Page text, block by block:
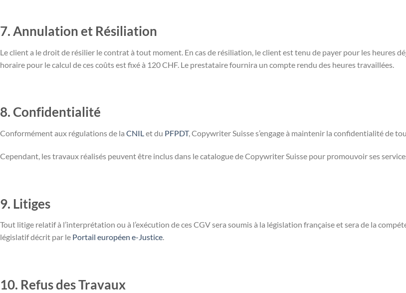
7. Annulation et Résiliation
Le client a le droit de résilier le contrat à tout moment. En cas de résiliation, le client est tenu de payer pour les heures
horaire pour le calcul de ces coûts est fixé à 120 CHF. Le prestataire fournira un compte rendu des heures travaillées.
8. Confidentialité
Conformément aux régulations de la CNILet du PFPDT, Copywriter Suisse s’engage à maintenir la confidentialité de
Cependant, les travaux réalisés peuvent être inclus dans le catalogue de Copywriter Suisse pour promouvoir ses
9. Litiges
Tout litige relatif à l’interprétation ou à l’exécution de ces CGV sera soumis à la législation française et sera de la
législatif décrit par le Portail européen e-Justice.
10. Refus des Travaux